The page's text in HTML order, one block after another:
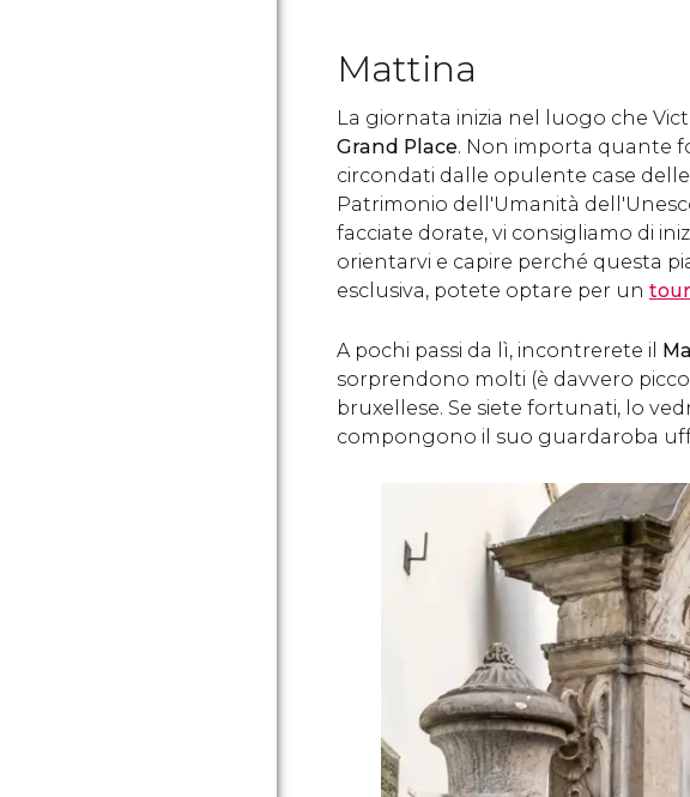
Mattina
La giornata inizia nel luogo che
Grand Place. Non importa quante
circondati dalle opulente case
Patrimonio dell'Umanità
facciate dorate, vi consigliamo di
orientarvi e capire perché questa
esclusiva, potete optare per un
A pochi passi da lì, incontrerete il
sorprendono molti (è davvero
bruxellese. Se siete fortunati, lo
compongono il suo guardaroba